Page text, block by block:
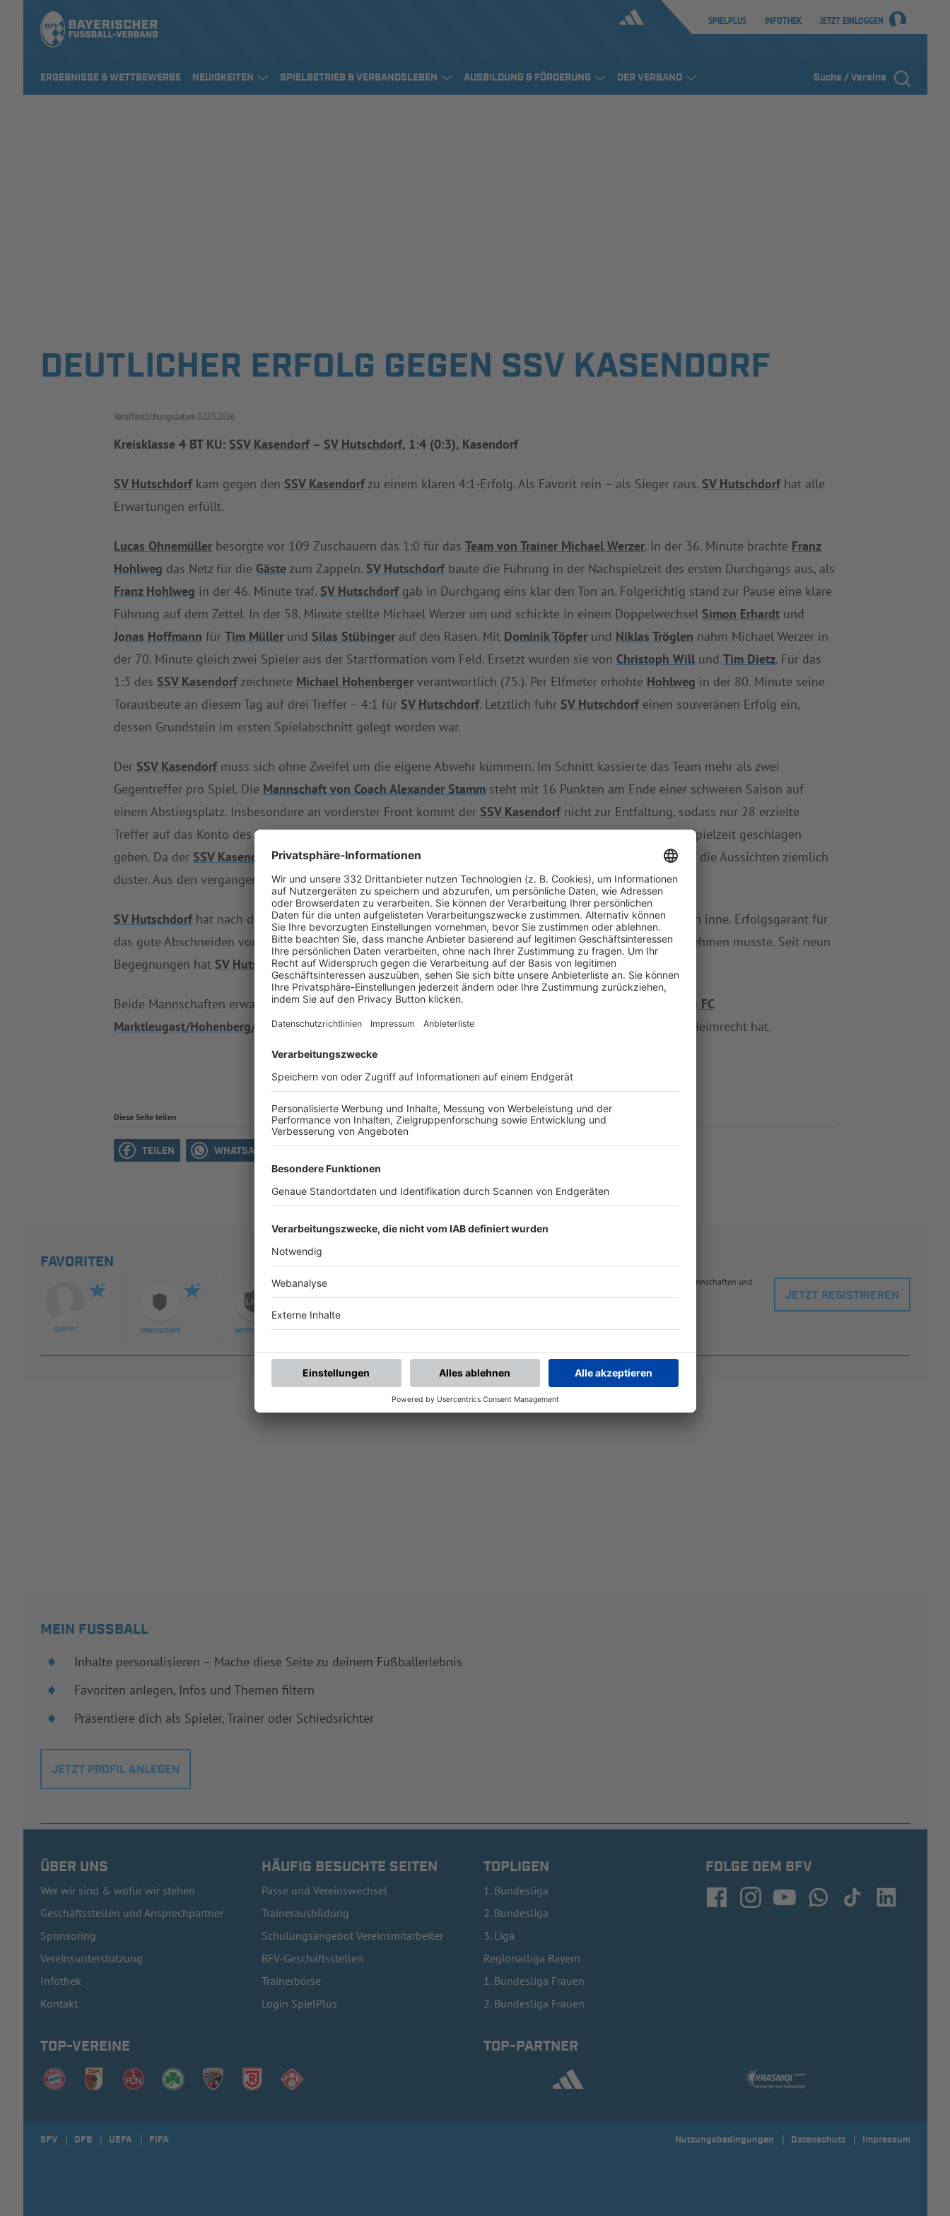
SPIELPLUS INFOTHEK JETZT EINLOGGEN
ERGEBNISSE & WETTBEWERBE NEUIGKEITEN SPIELBETRIEB & VERBANDSLEBEN AUSBILDUNG & FÖRDERUNG DER VERBAND Suche / Vereine
DEUTLICHER ERFOLG GEGEN SSV KASENDORF
Veröffentlichungsdatum 02.05.2026
Kreisklasse 4 BT KU: SSV Kasendorf– SV Hutschdorf, 1:4 (0:3), Kasendorf
SV Hutschdorfkam gegen den SSV Kasendorfzu einem klaren 4:1-Erfolg. Als Favorit rein – als Sieger raus. SV Hutschdorfhat alle
Erwartungen erfüllt.
Lucas Ohnemüller besorgte vor 109 Zuschauern das 1:0 für dasTeam von Trainer Michael Werzer. In der 36. Minute brachte Franz
Hohlweg das Netz für die Gäste zum Zappeln. SV Hutschdorfbaute die Führung in der Nachspielzeit des ersten Durchgangs aus, als
Franz Hohlweg in der 46. Minute traf. SV Hutschdorfgab in Durchgang eins klar den Ton an. Folgerichtig stand zur Pause eine klare
Führung auf dem Zettel. In der 58. Minute stellte Michael Werzer um und schickte in einem Doppelwechsel Simon Erhardt und
Jonas Hoffmann fürTim Müller und Silas Stübinger auf den Rasen. Mit Dominik Töpfer und Niklas Tröglen nahm Michael Werzer in
der 70. Minute gleich zwei Spieler aus der Startformation vom Feld. Ersetzt wurden sie von Christoph Will undTim Dietz. Für das
1:3 des SSV Kasendorfzeichnete Michael Hohenberger verantwortlich (75.). Per Elfmeter erhöhte Hohlweg in der 80. Minute seine
Torausbeute an diesem Tag auf drei Treffer – 4:1 für SV Hutschdorf. Letztlich fuhr SV Hutschdorfeinen souveränen Erfolg ein,
dessen Grundstein im ersten Spielabschnitt gelegt worden war.
Der SSV Kasendorfmuss sich ohne Zweifel um die eigene Abwehr kümmern. Im Schnitt kassierte das Team mehr als zwei
Gegentreffer pro Spiel. Die Mannschaft von Coach Alexander Stamm steht mit 16 Punkten am Ende einer schweren Saison auf
einem Abstiegsplatz. Insbesondere an vorderster Front kommt der SSV Kasendorfnicht zur Entfaltung, sodass nur 28 erzielte
Treffer auf das Konto desHeimteamsgehen. DerSSV Kasendorfmusste sich nun schon 15-mal in dieser Spielzeit geschlagen
geben. Da der SSV Kasendorfinsgesamt auch nur vier Siege und vier Unentschieden vorweisen kann, sind die Aussichten ziemlich
düster. Aus den vergangenen fünf Partien verbuchte der SSV Kasendorfnur vier Zähler.
SV Hutschdorfhat nach dem souveränen Erfolg über denSSV Kasendorfweiter die zweite Tabellenposition inne. Erfolgsgarant für
das gute Abschneiden von
SV Hutschdorf ist die funktionierende Defensive, die erst 19 Gegentreffer hinnehmen musste. Seit neun
Begegnungen hat SV Hutschdorfdas Feld nicht mehr als geschlagene Mannschaft verlassen.
Beide Mannschaften erwartet nur eine kurze Pause. Schon am Sonntag empfängt der
(SG1) FC
Marktleugast/Hohenberg/Marienweiher I, währendSV Hutschdorfam selben Tag gegen Heimrecht hat.
Diese Seite teilen
TEILEN WHATSAPP
FAVORITEN
Spieler Mannschaft Wettbewerb
Nach der Registrierung kannst du dir Favoriten setzen. So bist du ganz nah an deinen Lieblingsspielern, Mannschaften und
JETZT REGISTRIEREN
MEIN FUSSBALL
Inhalte personalisieren – Mache diese Seite zu deinem Fußballerlebnis
Favoriten anlegen, Infos und Themen filtern
Präsentiere dich als Spieler, Trainer oder Schiedsrichter
JETZT PROFIL ANLEGEN
ÜBER UNS
Wer wir sind & wofür wir stehen
Geschäftsstellen und Ansprechpartner
Sponsoring
Vereinsunterstützung
Infothek
Kontakt
HÄUFIG BESUCHTE SEITEN
Pässe und Vereinswechsel
Trainerausbildung
Schulungsangebot Vereinsmitarbeiter
BFV-Geschäftsstellen
Trainerbörse
Login SpielPlus
TOPLIGEN
1. Bundesliga
2. Bundesliga
3. Liga
Regionalliga Bayern
1. Bundesliga Frauen
2. Bundesliga Frauen
FOLGE DEM BFV
TOP-VEREINE TOP-PARTNER
SFV DFB UEFA FIFA Nutzungsbedingungen Datenschutz Impressum